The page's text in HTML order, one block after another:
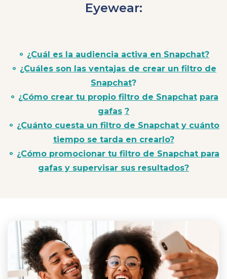
Eyewear:
⚬ ¿Cuál es la audiencia activa en Snapchat?
⚬ ¿Cuáles son las ventajas de crear un filtro de
Snapchat?
⚬ ¿Cómo crear tu propio filtro de Snapchat para
gafas ?
⚬ ¿Cuánto cuesta un filtro de Snapchat y cuánto
tiempo se tarda en crearlo?
⚬ ¿Cómo promocionar tu filtro de Snapchat para
gafas y supervisar sus resultados?